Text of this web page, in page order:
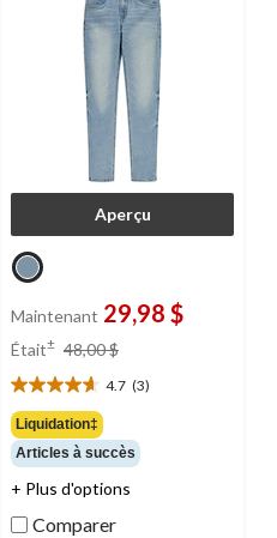
Aperçu
Maintenant 29,98 $
Était± 48,00 $
48,00 $
4.7 (3)
4.7
étoile(s)
sur
5.
3
Liquidation‡
Articles à succès
+ Plus d'options
Comparer